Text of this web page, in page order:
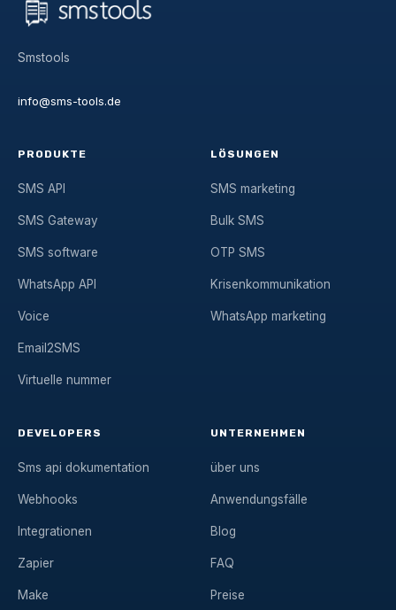
Smstools
info@sms-tools.de
PRODUKTE
SMS API
SMS Gateway
SMS software
WhatsApp API
Voice
Email2SMS
Virtuelle nummer
LÖSUNGEN
SMS marketing
Bulk SMS
OTP SMS
Krisenkommunikation
WhatsApp marketing
DEVELOPERS
Sms api dokumentation
Webhooks
Integrationen
Zapier
Make
UNTERNEHMEN
über uns
Anwendungsfälle
Blog
FAQ
Preise